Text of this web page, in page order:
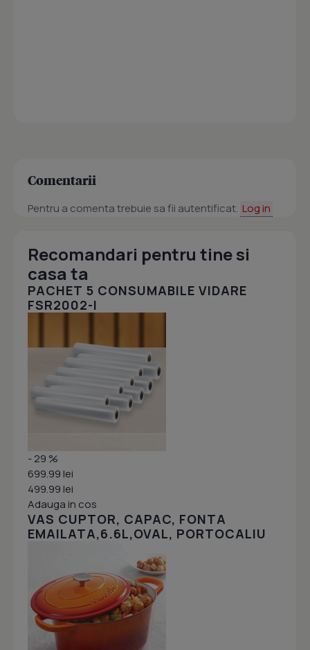
Comentarii
Pentru a comenta trebuie sa fii autentificat. Log in
Recomandari pentru tine si
casa ta
PACHET 5 CONSUMABILE VIDARE
FSR2002-I
- 29 %
699.99 lei
499.99 lei
Adauga in cos
VAS CUPTOR, CAPAC, FONTA
EMAILATA,6.6L,OVAL, PORTOCALIU